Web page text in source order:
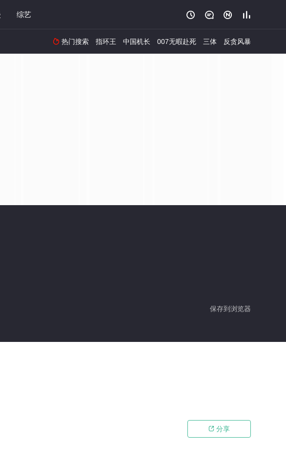
综艺    
 热门搜索 指环王 中国机长 007无暇赴死 三体 反贪风暴
保存到浏览器
 分享